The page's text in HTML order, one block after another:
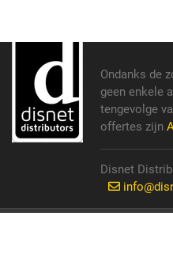
Ondanks de
geen enkele
tengevolge
offertes zijn
Disnet